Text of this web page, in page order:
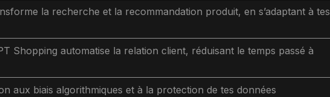
la recherche et la recommandation produit, en s’adaptant à tes
Shopping automatise la relation client, réduisant le temps passé à
aux biais algorithmiques et à la protection de tes données